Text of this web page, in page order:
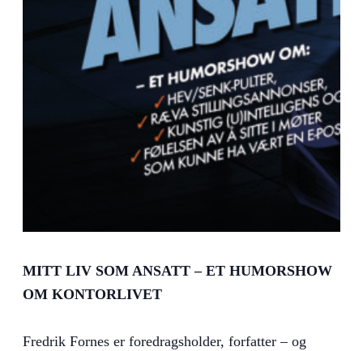
MITT LIV SOM ANSATT – ET HUMORSHOW
OM KONTORLIVET
Fredrik Fornes er foredragsholder, forfatter – og